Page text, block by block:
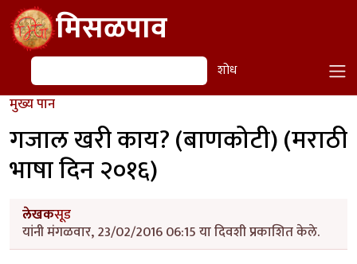
Skip to main contentमिसळपाव
शोध शोध
मुख्य पान
गजाल खरी काय? (बाणकोटी) (मराठी
भाषा दिन २०१६)
लेखकसूड
यांनी मंगळवार, 23/02/2016 06:15 या दिवशी प्रकाशित केले.